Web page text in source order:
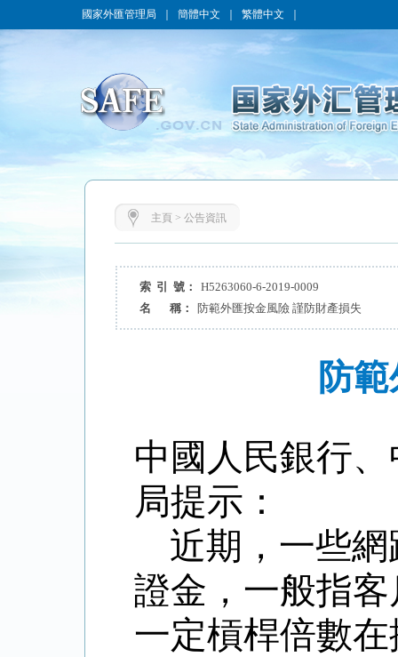
國家外匯管理局 簡體中文 繁體中文
主頁 > 公告資訊
索 引 號：
H5263060-6-2019-0009
名 稱：
防範外匯按金風險 謹防財產損失
防
中國人民銀行
局提示：
近期，一些
證金，一般指
一定槓桿倍數